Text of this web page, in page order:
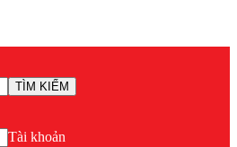
Tài khoản